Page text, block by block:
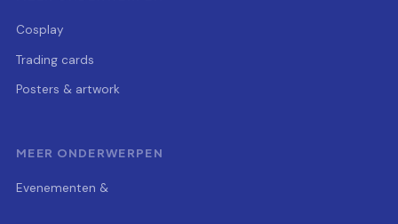
Cosplay
Trading cards
Posters & artwork
MEER ONDERWERPEN
Evenementen &